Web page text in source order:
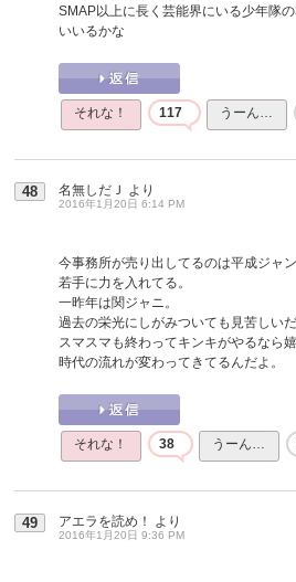
SMAP以上に長く芸能界にいる少年隊
いいるかな
それな！ 117 うーん…
48 名無しだＪ より
2016年1月20日 6:14 PM
今事務所が売り出してるのは平成ジャン
若手に力を入れてる。
一昨年は関ジャニ。
過去の栄光にしがみついても見苦しいだ
スマスマも終わってキンキがやるなら嬉
時代の流れが変わってきてるんだよ。
それな！ 38 うーん…
49 アエラを読め！ より
2016年1月20日 9:36 PM